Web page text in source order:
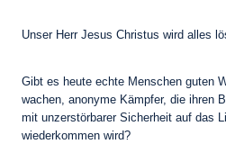
Unser Herr Jesus Christus wird alles
Gibt es heute echte Menschen guten
wachen, anonyme Kämpfer, die ihren
mit unzerstörbarer Sicherheit auf das
wiederkommen wird?